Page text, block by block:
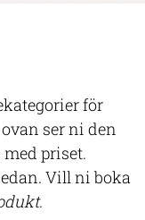
för
ser ni den
priset.
Vill ni boka
.